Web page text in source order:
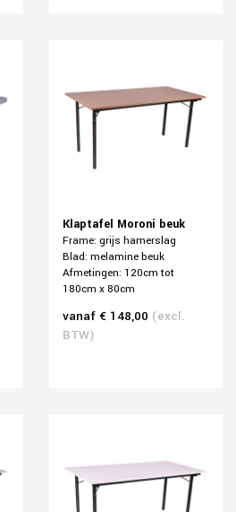
Klaptafel Moroni beuk
Frame: grijs hamerslag
Blad: melamine beuk
Afmetingen: 120cm tot
180cm x 80cm
vanaf € 148,00 (excl.
BTW)